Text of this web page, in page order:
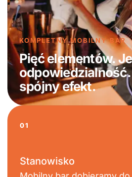
KOMPLETNY MOBILNY BAR
Pięć elementów.
spójny efekt.
01
Stanowisko